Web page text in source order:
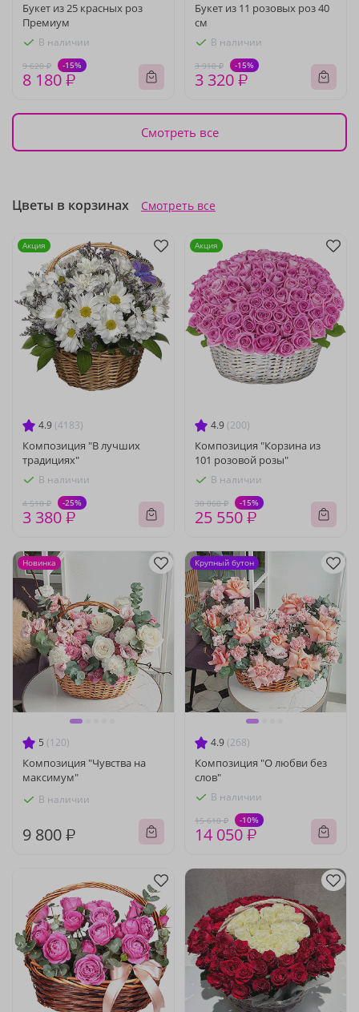
Букет из 25 красных роз
Премиум
В наличии
9 620 ₽ -15%
8 180 ₽
Букет из 11 розовых роз 40
см
В наличии
3 910 ₽ -15%
3 320 ₽
Смотреть все
Цветы в корзинах Смотреть все
4.9 (4183)
Композиция "В лучших
традициях"
В наличии
4 510 ₽ -25%
3 380 ₽
Акция
4.9 (200)
Композиция "Корзина из
101 розовой розы"
В наличии
30 060 ₽ -15%
25 550 ₽
Акция
5 (120)
Композиция "Чувства на
максимум"
В наличии
9 800 ₽
Новинка
4.9 (268)
Композиция "О любви без
слов"
В наличии
15 610 ₽ -10%
14 050 ₽
Крупный бутон